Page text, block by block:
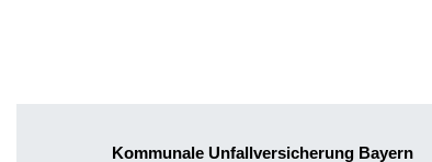
Kommunale Unfallversicherung Bayern